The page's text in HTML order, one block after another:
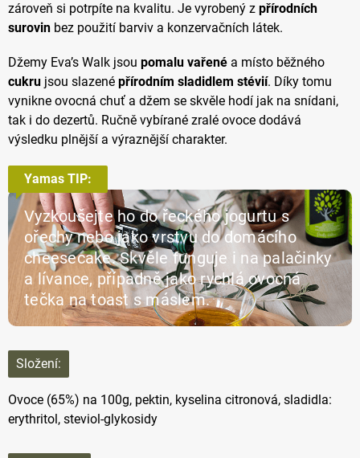
zároveň si potrpíte na kvalitu. Je vyrobený z přírodních
surovin bez použití barviv a konzervačních látek.
Džemy Eva’s Walk jsou pomalu vařené a místo běžného
cukru jsou slazené přírodním sladidlem stévií. Díky tomu
vynikne ovocná chuť a džem se skvěle hodí jak na snídani,
tak i do dezertů. Ručně vybírané zralé ovoce dodává
výsledku plnější a výraznější charakter.
Yamas TIP:
Vyzkoušejte ho do řeckého jogurtu s
ořechy nebo jako vrstvu do domácího
cheesecake. Skvěle funguje i na palačinky
a lívance, případně jako rychlá ovocná
tečka na toast s máslem.
Složení:
Ovoce (65%) na 100g, pektin, kyselina citronová, sladidla:
erythritol, steviol-glykosidy